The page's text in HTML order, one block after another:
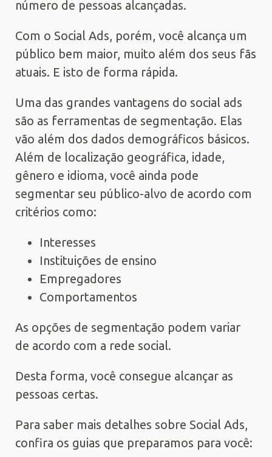
número de pessoas alcançadas.
Com o Social Ads, porém, você alcança um
público bem maior, muito além dos seus fãs
atuais. E isto de forma rápida.
Uma das grandes vantagens do social ads
são as ferramentas de segmentação. Elas
vão além dos dados demográficos básicos.
Além de localização geográfica, idade,
gênero e idioma, você ainda pode
segmentar seu público-alvo de acordo com
critérios como:
Interesses
Instituições de ensino
Empregadores
Comportamentos
As opções de segmentação podem variar
de acordo com a rede social.
Desta forma, você consegue alcançar as
pessoas certas.
Para saber mais detalhes sobre Social Ads,
confira os guias que preparamos para você: